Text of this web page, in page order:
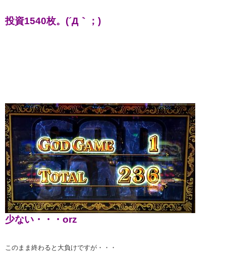
投資1540枚。(´Д｀；)
少ない・・・orz
このまま終わると大負けですが・・・